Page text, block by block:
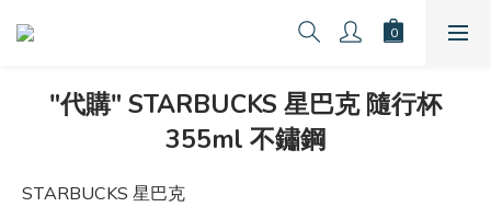
"代購" STARBUCKS 星巴克 隨行杯
355ml 不鏽鋼
STARBUCKS 星巴克